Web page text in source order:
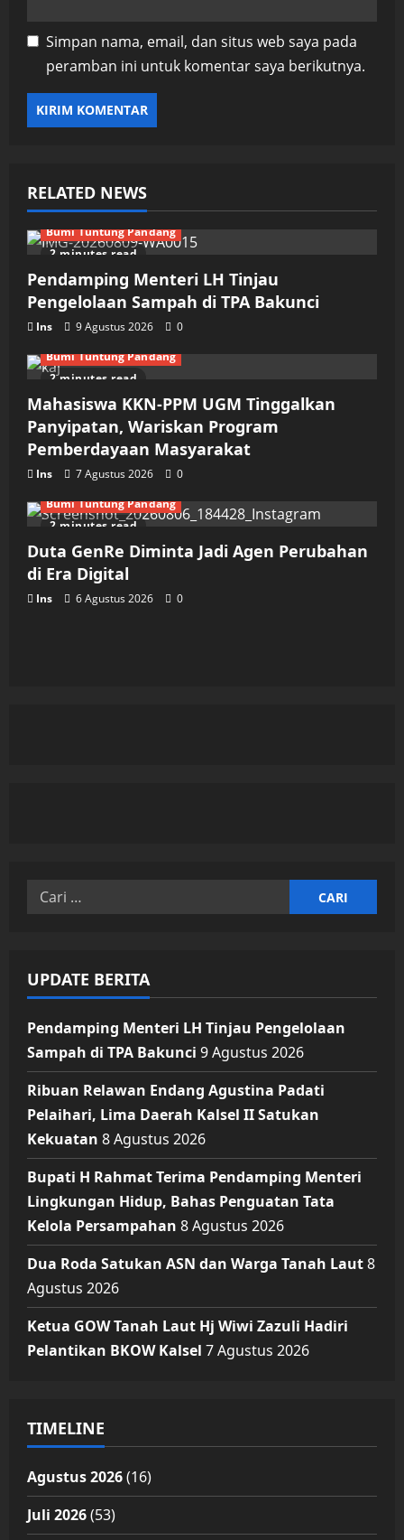
Simpan nama, email, dan situs web saya pada
peramban ini untuk komentar saya berikutnya.
RELATED NEWS
2 minutes read
Bumi Tuntung Pandang
Pendamping Menteri LH Tinjau
Pengelolaan Sampah di TPA Bakunci
Ins 9 Agustus 2026 0
2 minutes read
Bumi Tuntung Pandang
Mahasiswa KKN-PPM UGM Tinggalkan
Panyipatan, Wariskan Program
Pemberdayaan Masyarakat
Ins 7 Agustus 2026 0
2 minutes read
Bumi Tuntung Pandang
Duta GenRe Diminta Jadi Agen Perubahan
di Era Digital
Ins 6 Agustus 2026 0
Cari
UPDATE BERITA
Pendamping Menteri LH Tinjau Pengelolaan
Sampah di TPA Bakunci 9 Agustus 2026
Ribuan Relawan Endang Agustina Padati
Pelaihari, Lima Daerah Kalsel II Satukan
Kekuatan 8 Agustus 2026
Bupati H Rahmat Terima Pendamping Menteri
Lingkungan Hidup, Bahas Penguatan Tata
Kelola Persampahan 8 Agustus 2026
Dua Roda Satukan ASN dan Warga Tanah Laut8
Agustus 2026
Ketua GOW Tanah Laut Hj Wiwi Zazuli Hadiri
Pelantikan BKOW Kalsel 7 Agustus 2026
TIMELINE
Agustus 2026(16)
Juli 2026(53)